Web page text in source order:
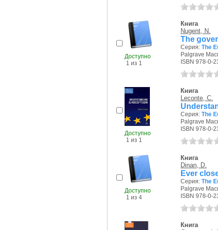
Доступно
1 из 1
Книга
Nugent, N.
The
Серия: The
Palgrave
ISBN 978-0-
Доступно
1 из 1
Книга
Leconte, C.
Серия: The
Palgrave
ISBN 978-0-
Доступно
1 из 4
Книга
Dinan, D.
Ever
Серия: The
Palgrave
ISBN 978-0-
Книга